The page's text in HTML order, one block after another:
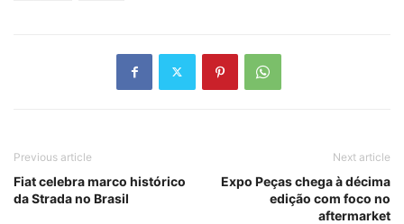
Previous article
Fiat celebra marco histórico
da Strada no Brasil
Next article
Expo Peças chega à décima
edição com foco no
aftermarket